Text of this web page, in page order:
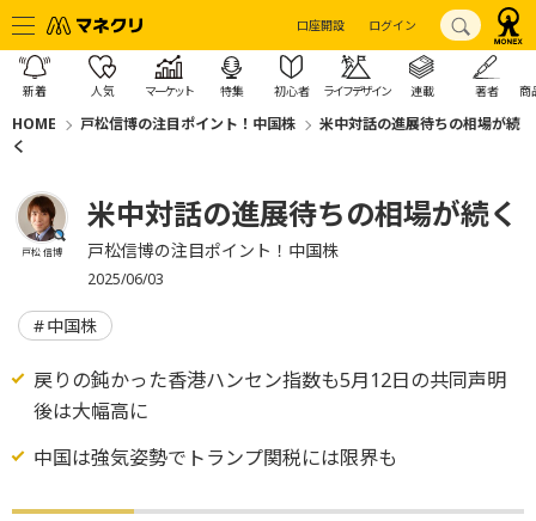
口座開設 ログイン
新着 人気 マーケット 特集 初心者 ライフデザイン 連載 著者 商
HOME 戸松信博の注目ポイント！中国株
米中対話の進展待ちの相場が続
く
戸松 信博
米中対話の進展待ちの相場が続く
戸松信博の注目ポイント！中国株
2025/06/03
中国株
戻りの鈍かった香港ハンセン指数も5月12日の共同声明
後は大幅高に
中国は強気姿勢でトランプ関税には限界も